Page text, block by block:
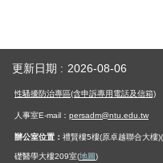
更新日期 2026-08-06
性騷擾防治專區(含申訴專用電話及信箱)
人事室E-mail： persadm@ntu.edu.tw
辦公室位置： 禮賢樓5樓(原卓越聯合大樓
礎醫學大樓209室(地圖)